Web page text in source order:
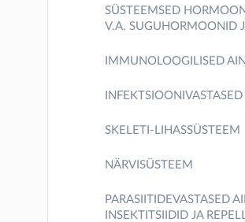
SÜSTEEMSED
V.A. SUGUHORMOONID
IMMUNOLOOGILISED
SKELETI-LIHASSÜSTEEM
NÄRVISÜSTEEM
PARASIITIDEVASTASED
INSEKTITSIIDID JA